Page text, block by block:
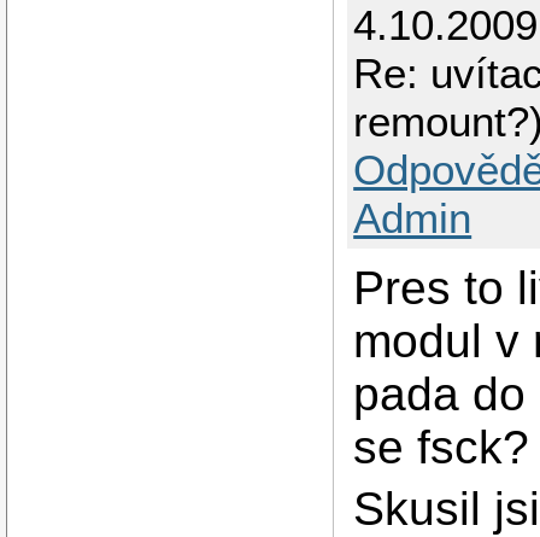
Re:
Admin
Pres to
modul v
pada
se fsck?
Skusil